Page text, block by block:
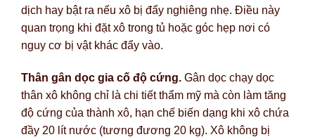
dịch hay bật ra nếu xô bị đẩy nghiêng nhẹ. Điều này
quan trọng khi đặt xô trong tủ hoặc góc hẹp nơi có
nguy cơ bị vật khác đẩy vào.
Thân gân dọc gia cố độ cứng. Gân dọc chạy dọc
thân xô không chỉ là chi tiết thẩm mỹ mà còn làm tăng
độ cứng của thành xô, hạn chế biến dạng khi xô chứa
đầy 20 lít nước (tương đương 20 kg). Xô không bị